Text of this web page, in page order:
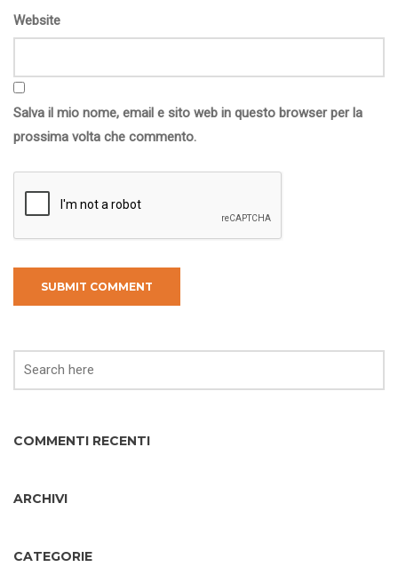
Website
Salva il mio nome, email e sito web in questo browser per la
prossima volta che commento.
COMMENTI RECENTI
ARCHIVI
CATEGORIE